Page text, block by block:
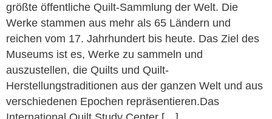
größte öffentliche Quilt-Sammlung der Welt. Die
Werke stammen aus mehr als 65 Ländern und
reichen vom 17. Jahrhundert bis heute. Das Ziel des
Museums ist es, Werke zu sammeln und
auszustellen, die Quilts und Quilt-
Herstellungstraditionen aus der ganzen Welt und aus
verschiedenen Epochen repräsentieren.Das